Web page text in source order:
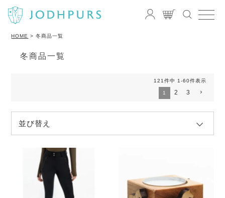
HOME 冬商品一覧
冬商品一覧
並び替え
121 件中 1 -60件表示
1 2 3